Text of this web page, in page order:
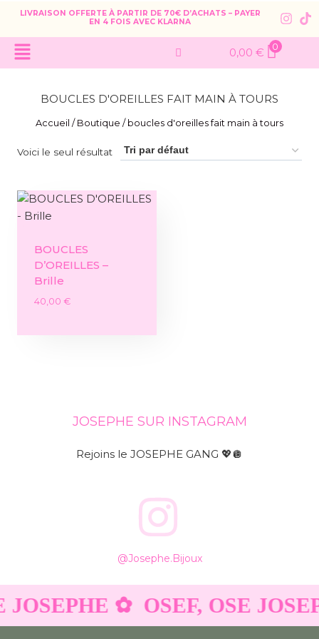
LIVRAISON OFFERTE À PARTIR DE 70€ D’ACHATS – PAYER
EN 4 FOIS AVEC KLARNA
0,00 € 0
BOUCLES D'OREILLES FAIT MAIN À TOURS
Accueil / Boutique / boucles d'oreilles fait main à tours
Voici le seul résultat
BOUCLES
D’OREILLES –
Brille
40,00 €
JOSEPHE SUR INSTAGRAM
Rejoins le JOSEPHE GANG 💖🪩
@josephe.bijoux
JOSEPHE ✿ OSEF, OSE